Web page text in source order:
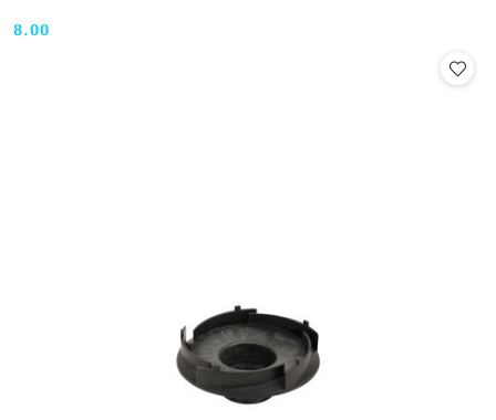
Cena:
8.00